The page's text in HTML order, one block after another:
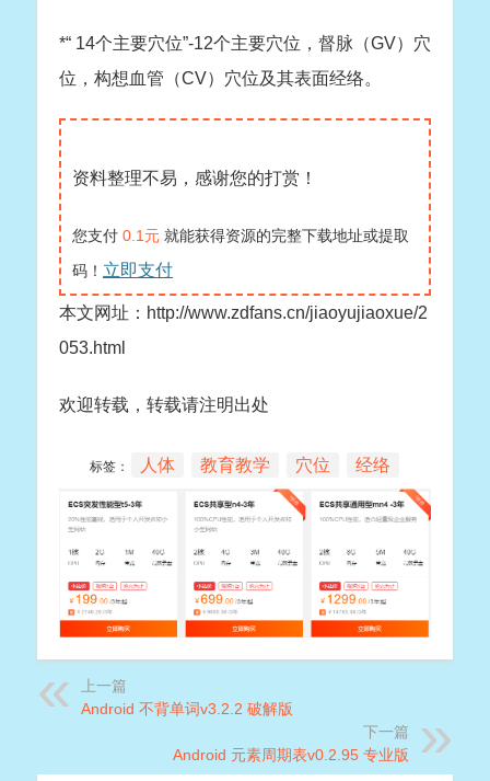
*“ 14个主要穴位”-12个主要穴位，督脉（GV）穴
位，构想血管（CV）穴位及其表面经络。
资料整理不易，感谢您的打赏！
您支付 0.1元 就能获得资源的完整下载地址或提取
码！ 立即支付
本文网址：http://www.zdfans.cn/jiaoyujiaoxue/2
053.html
欢迎转载，转载请注明出处
标签： 人体 教育教学 穴位 经络
上一篇
Android 不背单词v3.2.2 破解版
下一篇
Android 元素周期表v0.2.95 专业版